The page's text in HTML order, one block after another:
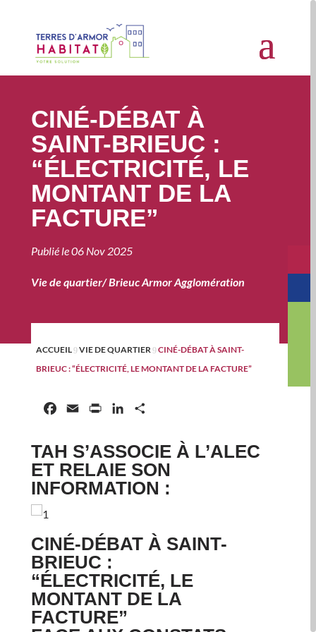
CINÉ-DÉBAT À
SAINT-BRIEUC :
“ÉLECTRICITÉ, LE
MONTANT DE LA
FACTURE”
Publié le06 Nov 2025
Vie de quartier/Brieuc Armor Agglomération
ACCUEIL9VIE DE QUARTIER 9CINÉ-DÉBAT À SAINT-
BRIEUC : “ÉLECTRICITÉ, LE MONTANT DE LA FACTURE”
Facebook
Email Print LinkedIn
TAH S’ASSOCIE À L’ALEC
ET RELAIE SON
INFORMATION :
CINÉ-DÉBAT À SAINT-
BRIEUC :
“ÉLECTRICITÉ, LE
MONTANT DE LA
FACTURE”